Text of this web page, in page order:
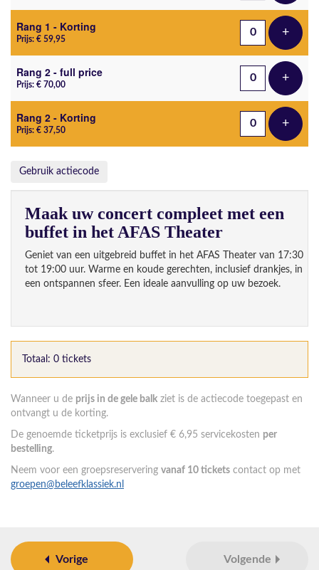
Rang 1 - Korting
Prijs: € 59,95 +Voeg
Rang 2 - full price
Prijs: € 70,00 +Voeg
Rang 2 - Korting
Prijs: € 37,50 +Voeg
Gebruik actiecode
Maak uw concert compleet met een
buffet in het AFAS Theater
Geniet van een uitgebreid buffet in het AFAS Theater van 17:30
tot 19:00 uur. Warme en koude gerechten, inclusief drankjes, in
een ontspannen sfeer. Een ideale aanvulling op uw bezoek.
Totaal: 0 tickets
Wanneer u de prijs in de gele balk ziet is de actiecode toegepast en
ontvangt u de korting.
De genoemde ticketprijs is exclusief € 6,95 servicekosten per
bestelling.
Neem voor een groepsreservering vanaf 10 tickets contact op met
groepen@beleefklassiek.nl
Vorige Volgende